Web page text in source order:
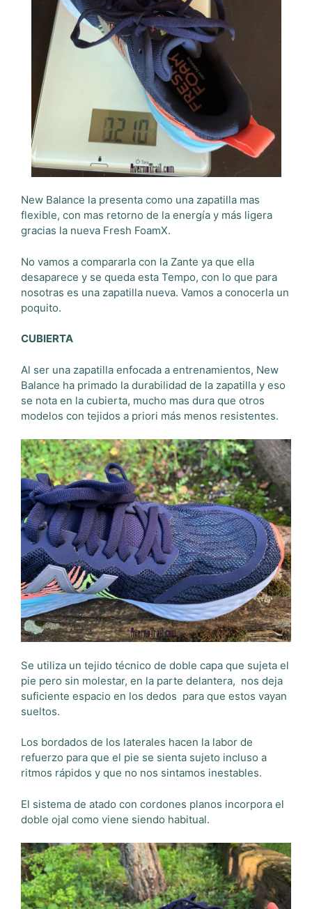
New Balance la presenta como una zapatilla mas
flexible, con mas retorno de la energía y más ligera
gracias la nueva Fresh FoamX.
No vamos a compararla con la Zante ya que ella
desaparece y se queda esta Tempo, con lo que para
nosotras es una zapatilla nueva. Vamos a conocerla un
poquito.
CUBIERTA
Al ser una zapatilla enfocada a entrenamientos, New
Balance ha primado la durabilidad de la zapatilla y eso
se nota en la cubierta, mucho mas dura que otros
modelos con tejidos a priori más menos resistentes.
Se utiliza un tejido técnico de doble capa que sujeta el
pie pero sin molestar, en la parte delantera, nos deja
suficiente espacio en los dedos para que estos vayan
sueltos.
Los bordados de los laterales hacen la labor de
refuerzo para que el pie se sienta sujeto incluso a
ritmos rápidos y que no nos sintamos inestables.
El sistema de atado con cordones planos incorpora el
doble ojal como viene siendo habitual.